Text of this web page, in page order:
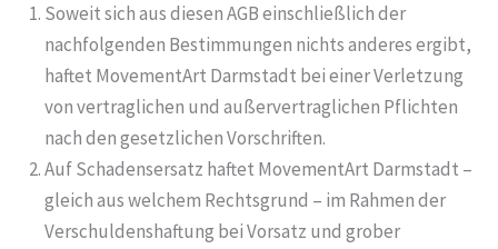
Soweit sich aus diesen AGB einschließlich der
nachfolgenden Bestimmungen nichts anderes ergibt,
haftet MovementArt Darmstadt bei einer Verletzung
von vertraglichen und außervertraglichen Pflichten
nach den gesetzlichen Vorschriften.
Auf Schadensersatz haftet MovementArt Darmstadt –
gleich aus welchem Rechtsgrund – im Rahmen der
Verschuldenshaftung bei Vorsatz und grober